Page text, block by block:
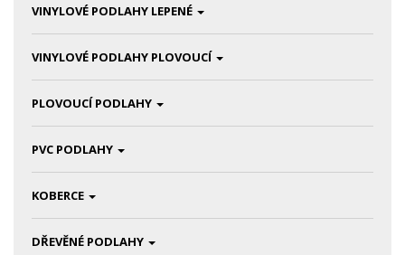
VINYLOVÉ PODLAHY LEPENÉ
VINYLOVÉ PODLAHY PLOVOUCÍ
PLOVOUCÍ PODLAHY
PVC PODLAHY
KOBERCE
DŘEVĚNÉ PODLAHY